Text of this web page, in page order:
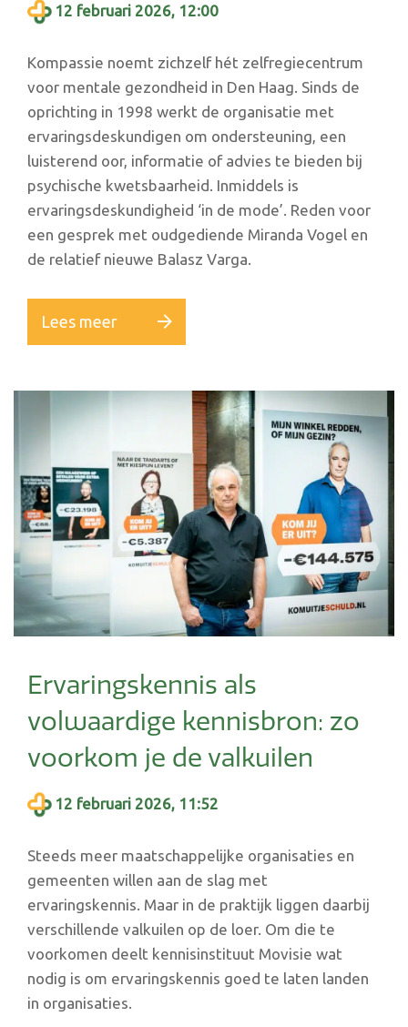
12 februari 2026, 12:00
Kompassie noemt zichzelf hét zelfregiecentrum
voor mentale gezondheid in Den Haag. Sinds de
oprichting in 1998 werkt de organisatie met
ervaringsdeskundigen om ondersteuning, een
luisterend oor, informatie of advies te bieden bij
psychische kwetsbaarheid. Inmiddels is
ervaringsdeskundigheid ‘in de mode’. Reden voor
een gesprek met oudgediende Miranda Vogel en
de relatief nieuwe Balasz Varga.
Lees meer
Ervaringskennis als
volwaardige kennisbron: zo
voorkom je de valkuilen
12 februari 2026, 11:52
Steeds meer maatschappelijke organisaties en
gemeenten willen aan de slag met
ervaringskennis. Maar in de praktijk liggen daarbij
verschillende valkuilen op de loer. Om die te
voorkomen deelt kennisinstituut Movisie wat
nodig is om ervaringskennis goed te laten landen
in organisaties.